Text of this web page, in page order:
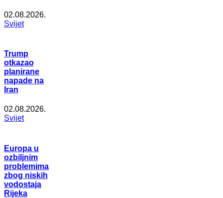
02.08.2026.
Svijet
Trump
otkazao
planirane
napade na
Iran
02.08.2026.
Svijet
Europa u
ozbiljnim
problemima
zbog niskih
vodostaja
Rijeka